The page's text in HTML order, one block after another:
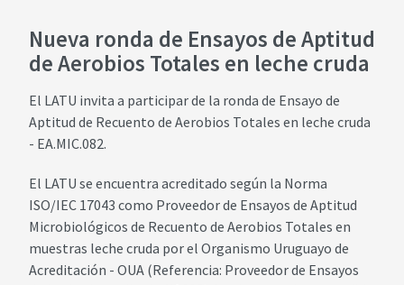
Nueva ronda de Ensayos de Aptitud
de Aerobios Totales en leche cruda
El LATU invita a participar de la ronda de Ensayo de
Aptitud de Recuento de Aerobios Totales en leche cruda
- EA.MIC.082.
El LATU se encuentra acreditado según la Norma
ISO/IEC 17043 como Proveedor de Ensayos de Aptitud
Microbiológicos de Recuento de Aerobios Totales en
muestras leche cruda por el Organismo Uruguayo de
Acreditación - OUA (Referencia: Proveedor de Ensayos